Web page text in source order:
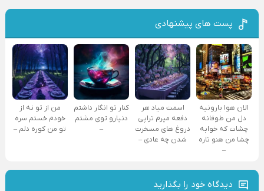
پست های پیشنهادی
الان هوا بارونیه
دل من طوفانه
چشات که خوابه
چشا من هنو تاره
–
اسمت میاد هر
دفعه میرم تراپی
دروغ‌ های مسخرت
شدن چه عادی –
کنار تو انگار داشتم
دنیارو توی مشتم
–
من از تو نه از
خودم خستم سره
تو من کوره دلم –
دیدگاه خود را بگذارید